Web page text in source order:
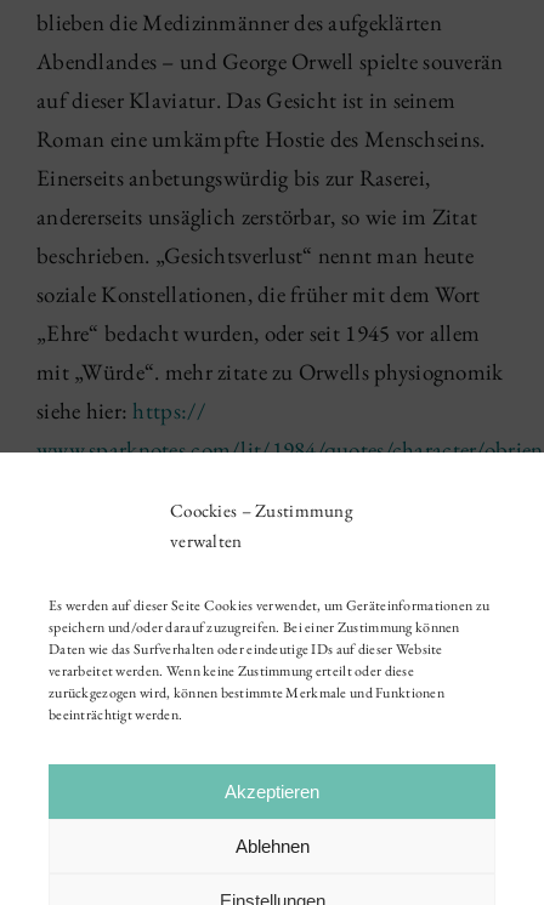
Coockies – Zustimmung
verwalten
Es werden auf dieser Seite Cookies verwendet, um Geräteinformationen zu
speichern und/oder darauf zuzugreifen. Bei einer Zustimmung können
Daten wie das Surfverhalten oder eindeutige IDs auf dieser Website
verarbeitet werden. Wenn keine Zustimmung erteilt oder diese
zurückgezogen wird, können bestimmte Merkmale und Funktionen
beeinträchtigt werden.
Akzeptieren
Ablehnen
Einstellungen
blieben die Medizinmänner des aufgeklärten
Abendlandes – und George Orwell spielte souverän
auf dieser Klaviatur. Das Gesicht ist in seinem
Roman eine umkämpfte Hostie des Menschseins.
Einerseits anbetungswürdig bis zur Raserei,
andererseits unsäglich zerstörbar, so wie im Zitat
beschrieben. „Gesichtsverlust“ nennt man heute
soziale Konstellationen, die früher mit dem Wort
„Ehre“ bedacht wurden, oder seit 1945 vor allem
mit „Würde“. mehr zitate zu Orwells physiognomik
siehe hier: https://
www.sparknotes.com/lit/1984/quotes/character/
Gesichtsrundschau